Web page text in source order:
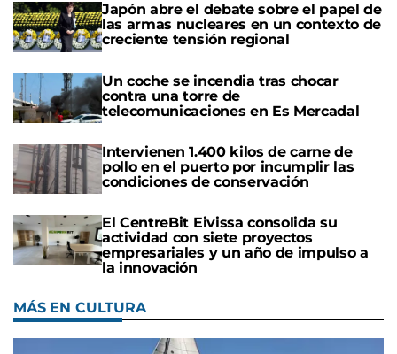
Japón abre el debate sobre el papel de
las armas nucleares en un contexto de
creciente tensión regional
Un coche se incendia tras chocar
contra una torre de
telecomunicaciones en Es Mercadal
Intervienen 1.400 kilos de carne de
pollo en el puerto por incumplir las
condiciones de conservación
El CentreBit Eivissa consolida su
actividad con siete proyectos
empresariales y un año de impulso a
la innovación
MÁS EN CULTURA